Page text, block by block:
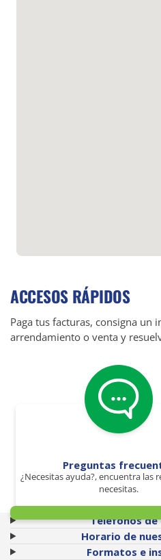
ACCESOS RÁPIDOS
Paga tus facturas, consigna un
arrendamiento o venta y
Preguntas
¿Necesitas ayuda?, encuentra las
necesitas.
Teléfonos
Horario de
Formatos e